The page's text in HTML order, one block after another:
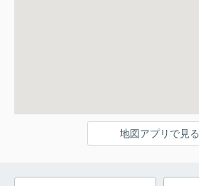
地図アプリで見る